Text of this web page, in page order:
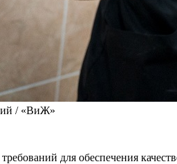
/ «ВиЖ»
для обеспечения